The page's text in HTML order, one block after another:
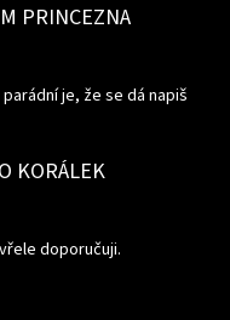
PRINCEZNA
je, že se dá napiš
KORÁLEK
doporučuji.